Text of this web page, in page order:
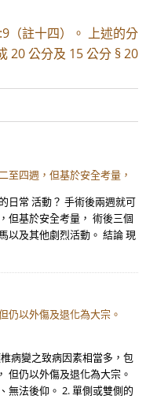
（註十四）。 上述的分
20 公分及 15 公分 § 20
至四週，但基於安全考量，
日常 活動？ 手術後兩週就可
但基於安全考量， 術後三個
以及其他劇烈活動。 結論 現
仍以外傷及退化為大宗。
病變之致病因素相當多，包
但仍以外傷及退化為大宗。
無法後仰。 2. 單側或雙側的